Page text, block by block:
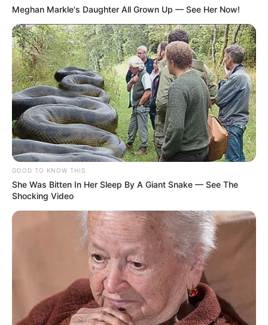
Meghan Markle's Daughter All Grown Up — See Her Now!
GOOD TO KNOW THIS
She Was Bitten In Her Sleep By A Giant Snake — See The
Shocking Video